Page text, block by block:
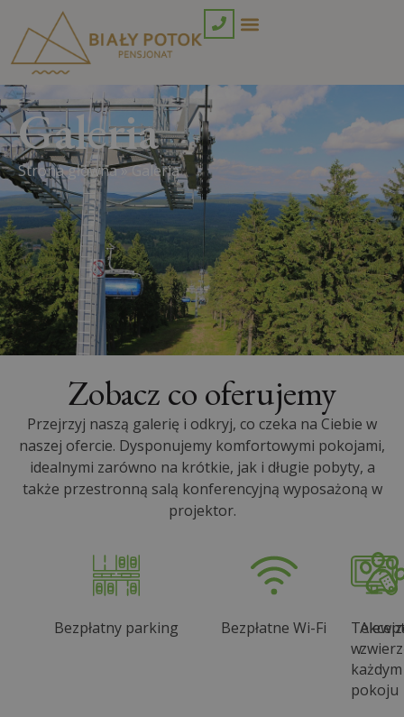
Galeria
Strona główna»Galeria
Zobacz co oferujemy
Przejrzyj naszą galerię i odkryj, co czeka na Ciebie w
naszej ofercie. Dysponujemy komfortowymi pokojami,
idealnymi zarówno na krótkie, jak i długie pobyty, a
także przestronną salą konferencyjną wyposażoną w
projektor.
Bezpłatny parking Bezpłatne Wi-Fi
w
każdym
pokoju